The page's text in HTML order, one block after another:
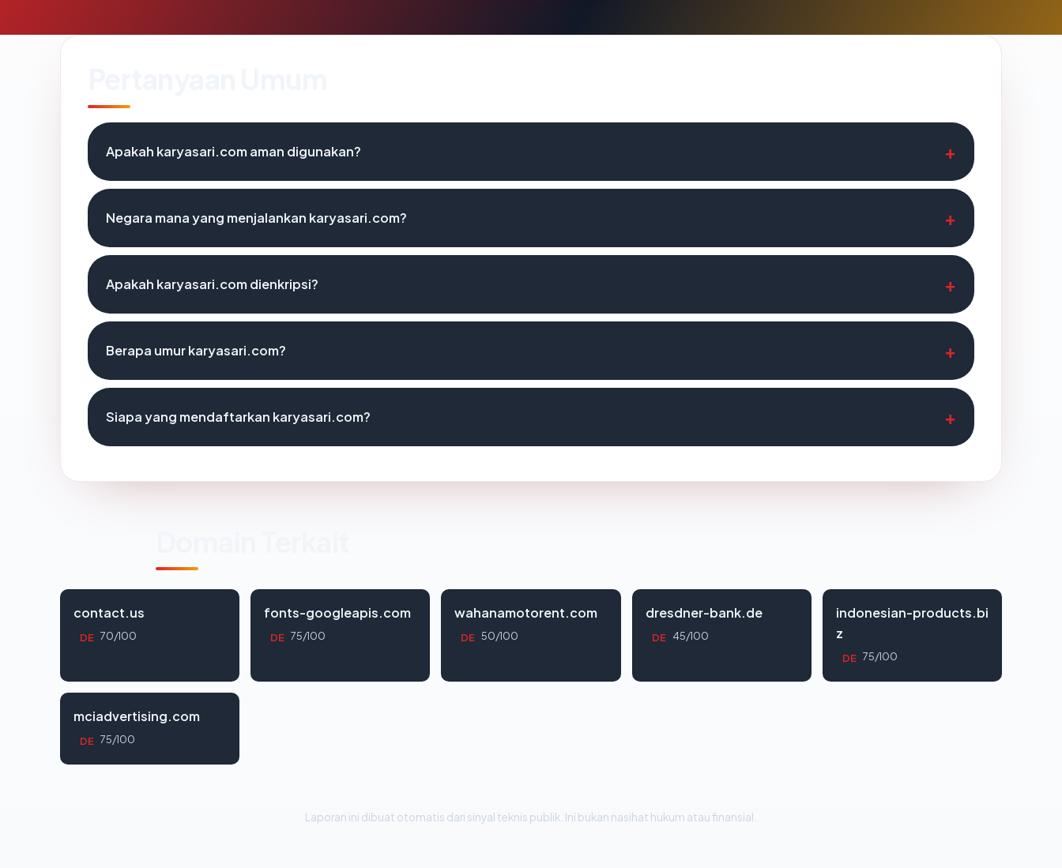
Apakah karyasari.com aman digunakan?
Negara mana yang menjalankan karyasari.com?
Apakah karyasari.com dienkripsi?
Berapa umur karyasari.com?
Siapa yang mendaftarkan karyasari.com?
contact.us
DE 70/100
fonts-googleapis.com
DE 75/100
wahanamotorent.com
DE 50/100
dresdner-bank.de
DE 45/100
indonesian-products.bi
z
DE 75/100
mciadvertising.com
DE 75/100
Laporan ini dibuat otomatis dari sinyal teknis publik. Ini bukan nasihat hukum atau finansial.